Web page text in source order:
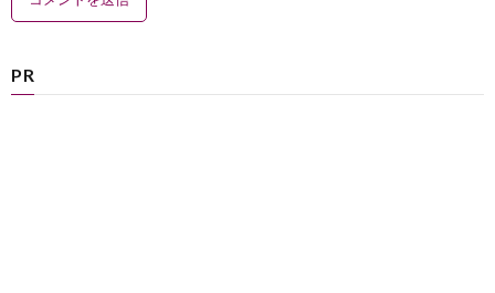
PR